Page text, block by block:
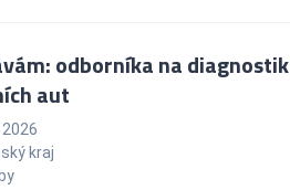
odborníka na
aut
2026
kraj